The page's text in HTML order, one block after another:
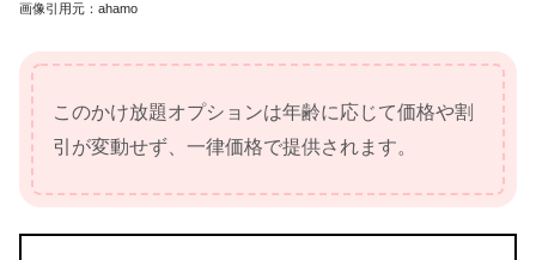
画像引用元：ahamo
このかけ放題オプションは年齢に応じて価格や割
引が変動せず、一律価格で提供されます。